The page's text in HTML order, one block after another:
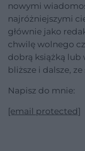
nowymi
najróżniejszymi
głównie jako
chwilę wolnego
dobrą książką lub
bliższe i dalsze,
Napisz do mnie:
[email protected]